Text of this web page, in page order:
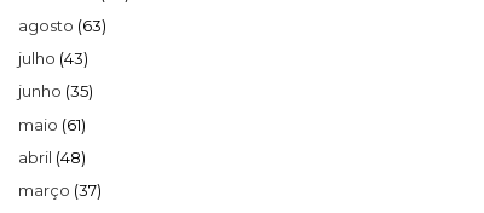
agosto (63)
julho (43)
junho (35)
maio (61)
abril (48)
março (37)